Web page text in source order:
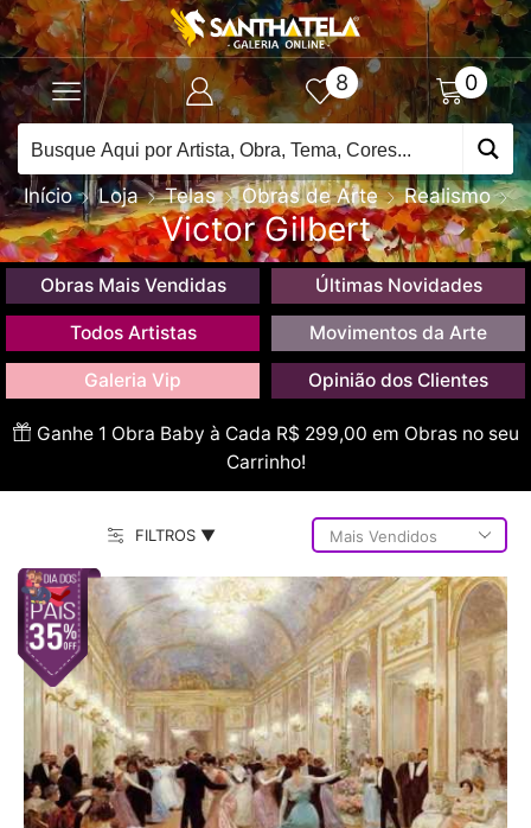
8 0
Início Loja Telas Obras de Arte Realismo
Victor Gilbert
Obras Mais Vendidas Últimas Novidades
Todos Artistas Movimentos da Arte
Galeria Vip Opinião dos Clientes
Ganhe 1 Obra Baby à Cada R$ 299,00 em Obras no seu
Carrinho!
FILTROS ▼